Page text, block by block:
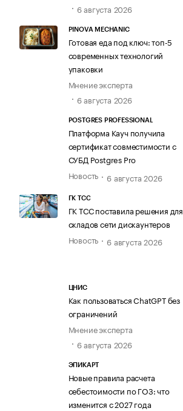
6 августа 2026
PINOVA MECHANIC
Готовая еда под ключ: топ-5
современных технологий
упаковки
Мнение эксперта
6 августа 2026
POSTGRES PROFESSIONAL
Платформа Кауч получила
сертификат совместимости с
СУБД Postgres Pro
Новость
6 августа 2026
ГК ТСС
ГК ТСС поставила решения для
складов сети дискаунтеров
Новость
6 августа 2026
ЦНИС
Как пользоваться ChatGPT без
ограничений
Мнение эксперта
6 августа 2026
ЭПИКАРТ
Новые правила расчета
себестоимости по ГОЗ: что
изменится с 2027 года